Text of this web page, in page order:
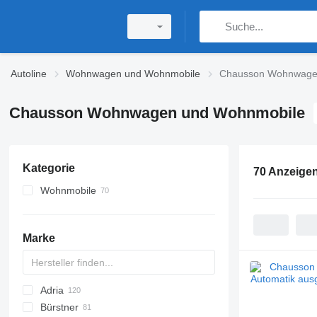
Autoline Wohnwagen und Wohnmobile Chausson
Chausson Wohnwagen und Wohnmobile
Kategorie
Wohnmobile
Alkoven-Wohnmobile
integrierte Wohnmobile
Marke
Adria
Action
Bürstner
70